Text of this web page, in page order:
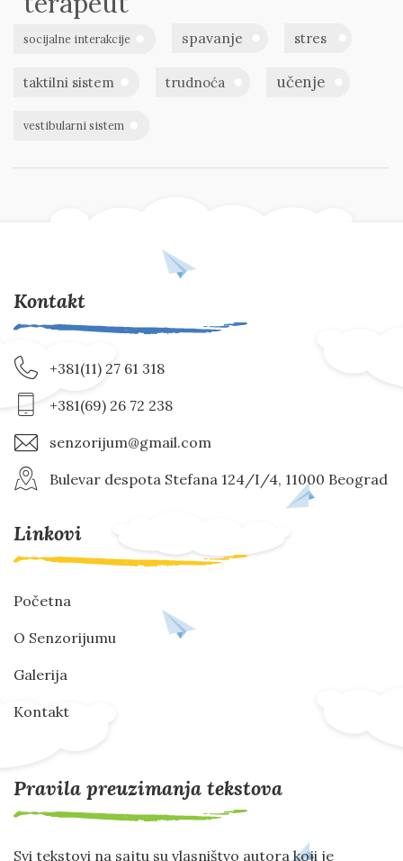
socijalne interakcije spavanje stres
taktilni sistem trudnoća učenje
vestibularni sistem
Kontakt
+381(11) 27 61 318
+381(69) 26 72 238
senzorijum@gmail.com
Bulevar despota Stefana 124/I/4, 11000 Beograd
Linkovi
Početna
O Senzorijumu
Galerija
Kontakt
Pravila preuzimanja tekstova
Svi tekstovi na sajtu su vlasništvo autora koji je